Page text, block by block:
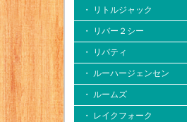
・ リトルジャック
・ リバー２シー
・ リバティ
・ ルーハージェンセン
・ ルームズ
・ レイクフォーク